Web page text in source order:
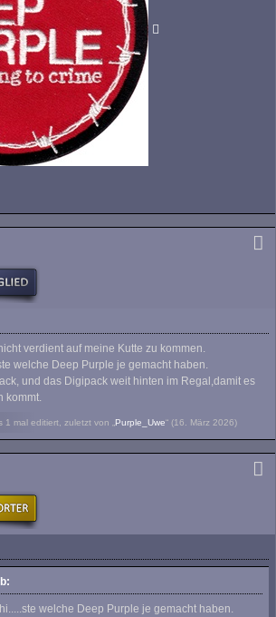
verdient auf meine Kutte zu kommen.
welche Deep Purple je gemacht haben.
und das Digipack weit hinten im Regal,damit es
kommt.
mal editiert, zuletzt von „ Purple_Uwe“ (16. März 2026)
welche Deep Purple je gemacht haben.